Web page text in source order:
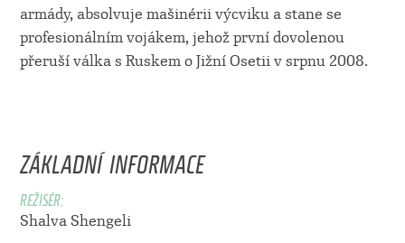
armády, absolvuje mašinérii výcviku a stane se
profesionálním vojákem, jehož první dovolenou
přeruší válka s Ruskem o Jižní Osetii v srpnu 2008.
ZÁKLADNÍ INFORMACE
REŽISÉR:
Shalva Shengeli